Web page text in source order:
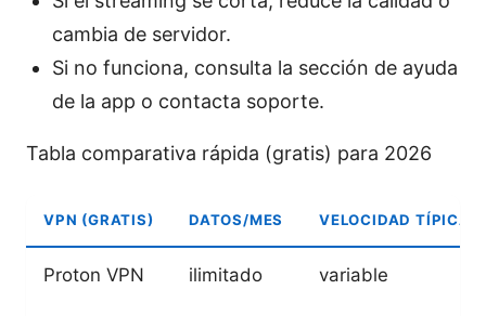
cambia de servidor.
Si no funciona, consulta la sección de ayuda
de la app o contacta soporte.
Tabla comparativa rápida (gratis) para 2026
VPN (GRATIS) DATOS/MES VELOCIDAD TÍPICA
Proton VPN ilimitado variable